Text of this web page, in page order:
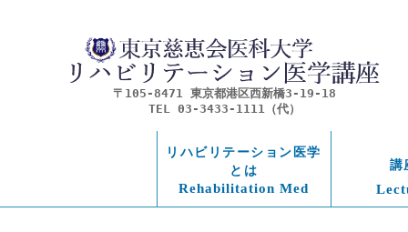
〒105-8471 東京都港区西新橋3-19-18
TEL 03-3433-1111（代）
リハビリテーション医学
とは
Rehabilitation Med
講